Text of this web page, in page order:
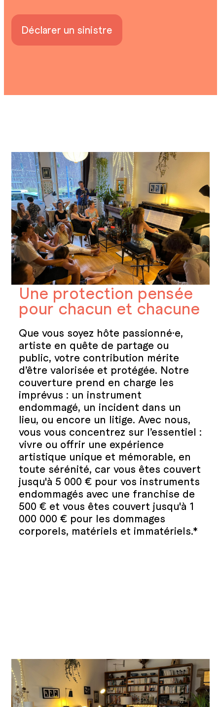
Déclarer un sinistre
Une protection pensée
pour chacun et chacune
Que vous soyez hôte passionné·e,
artiste en quête de partage ou
public, votre contribution mérite
d’être valorisée et protégée. Notre
couverture prend en charge les
imprévus : un instrument
endommagé, un incident dans un
lieu, ou encore un litige. Avec nous,
vous vous concentrez sur l’essentiel :
vivre ou offrir une expérience
artistique unique et mémorable, en
toute sérénité, car vous êtes couvert
jusqu'à 5 000 € pour vos instruments
endommagés avec une franchise de
500 € et vous êtes couvert jusqu'à 1
000 000 € pour les dommages
corporels, matériels et immatériels.*